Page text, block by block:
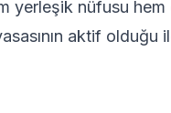
yerleşik nüfusu
aktif olduğu